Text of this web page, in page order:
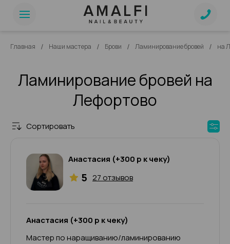
Главная / Наши мастера / Брови / Ламинирование бровей / на
Ламинирование бровей на
Лефортово
Сортировать
Анастасия (+300 р к чеку)
5 27 отзывов
Анастасия (+300 р к чеку)
Мастер по наращиванию/ламинированию